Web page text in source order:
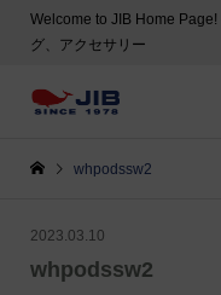
Welcome to JIB Home Page!
グ、アクセサリー
whpodssw2
2023.03.10
whpodssw2